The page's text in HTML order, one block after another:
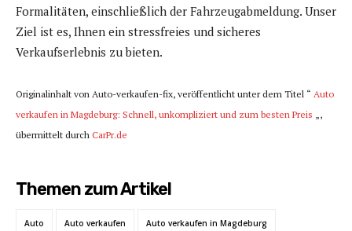
Formalitäten, einschließlich der Fahrzeugabmeldung. Unser
Ziel ist es, Ihnen ein stressfreies und sicheres
Verkaufserlebnis zu bieten.
Originalinhalt von Auto-verkaufen-fix, veröffentlicht unter dem Titel “ Auto
verkaufen in Magdeburg: Schnell, unkompliziert und zum besten Preis „,
übermittelt durch CarPr.de
Themen zum Artikel
Auto Auto verkaufen Auto verkaufen in Magdeburg